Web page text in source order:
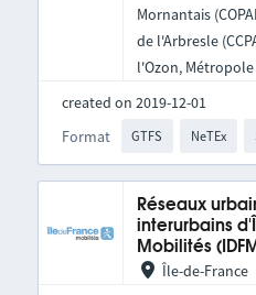
Mornantais
de l'Arbresle
l'Ozon,
created on 2019-12-01
Format
GTFS NeTEx
Réseaux
interurbains
Mobilités
Île-de-France